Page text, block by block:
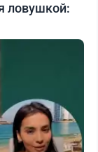
ловушкой: